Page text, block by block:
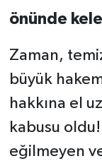
önünde
Zaman,
büyük
hakkına el
kabusu
eğilmeyen